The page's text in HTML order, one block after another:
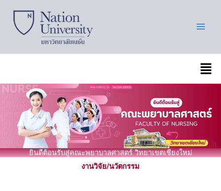
content
เมนู
ยินดีต้อนรับสู่คณะพยาบาลศาสตร์ วิทยาเขตเชียงใหม่
งานวิจัย/นวัตกรรม